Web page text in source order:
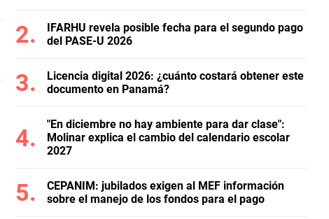
IFARHU revela posible fecha para el segundo pago
del PASE-U 2026
Licencia digital 2026: ¿cuánto costará obtener este
documento en Panamá?
"En diciembre no hay ambiente para dar clase":
Molinar explica el cambio del calendario escolar
2027
CEPANIM: jubilados exigen al MEF información
sobre el manejo de los fondos para el pago